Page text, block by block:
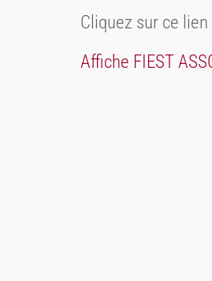
Cliquez sur ce
Affiche FIEST